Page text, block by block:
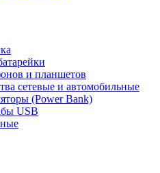
и планшетов
сетевые и автомобильные
(Power Bank)
USB